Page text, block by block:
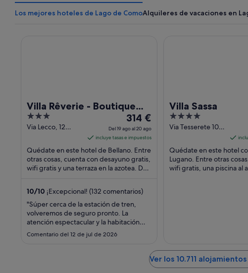
Los mejores hoteles de Lago de ComoAlquileres de vacaciones en
Villa Rêverie - Boutique
Hotel
3
out
5
Via Lecco, 12
El
precio
es
de
314 €
por
del
ago
al
314 €
Del 19 ago al 20 ago
incluye tasas e impuestos
Quédate en este hotel de Bellano. Entre
otras cosas, cuenta con desayuno gratis,
wifi gratis y una terraza en la azotea. Dos
10/10 ¡Excepcional! (132 comentarios)
"Súper cerca de la estación de tren,
volveremos de seguro pronto. La
atención espectacular y la habitación
genial"
Comentario del 12 de jul de 2026
Villa Sassa
4
out
5
Via Tesserete 10
Quédate en este hotel
Lugano. Entre otras
wifi gratis, una piscina al
Ver los 10.711